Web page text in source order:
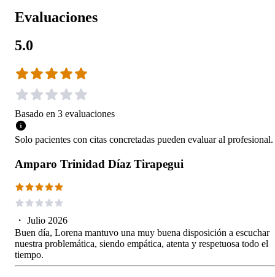
Evaluaciones
5.0
Basado en 3 evaluaciones
Solo pacientes con citas concretadas pueden evaluar al profesional.
Amparo Trinidad Díaz Tirapegui
・ Julio 2026
Buen día, Lorena mantuvo una muy buena disposición a escuchar
nuestra problemática, siendo empática, atenta y respetuosa todo el
tiempo.